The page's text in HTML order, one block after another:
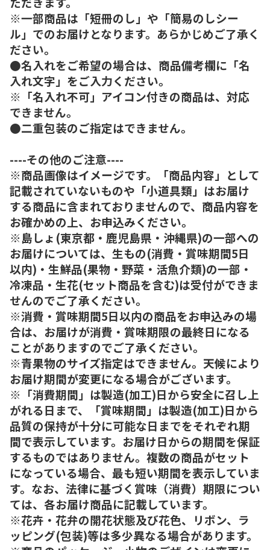
※一部商品は「短冊のし」や「簡易のしシー
ル」でのお届けとなります。あらかじめご了承く
ださい。
●名入れをご希望の場合は、商品備考欄に「名
入れ文字」をご入力ください。
※「名入れ不可」アイコン付きの商品は、対応
できません。
●二重包装のご指定はできません。
----その他のご注意----
※商品画像はイメージです。「商品内容」として
記載されていないものや「小道具類」はお届け
する商品に含まれておりませんので、商品内容を
お確かめの上、お申込みください。
※島しょ(東京都・鹿児島県・沖縄県)の一部への
お届けについては、生もの(消費・賞味期間5日
以内)・生鮮品(果物・野菜・活魚介類)の一部・
冷凍品・生花(セット商品を含む)は受付ができま
せんのでご了承ください。
※消費・賞味期間5日以内の商品をお申込みの場
合は、お届けが消費・賞味期限の最終日になる
ことがありますのでご了承ください。
※青果物のサイズ指定はできません。天候により
お届け期間が変更になる場合がございます。
※「消費期間」は製造(加工)日から安全に召し上
がれる日まで、「賞味期間」は製造(加工)日から
品質の保持が十分に可能な日までをそれぞれ期
間で表示しています。お届け日からの期間を保証
するものではありません。複数の商品がセット
になっている場合、最も短い期間を表示していま
す。なお、法律に基づく賞味（消費）期限につい
ては、各お届け商品に記載しています。
※花卉・花弁の開花状態及び花色、リボン、ラ
ッピング(包装)等は多少異なる場合があります。